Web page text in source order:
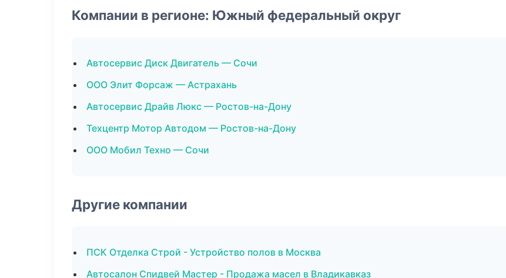
Компании в регионе: Южный федеральный округ
Автосервис Диск Двигатель — Сочи
ООО Элит Форсаж — Астрахань
Автосервис Драйв Люкс — Ростов-на-Дону
Техцентр Мотор Автодом — Ростов-на-Дону
ООО Мобил Техно — Сочи
Другие компании
ПСК Отделка Строй - Устройство полов в Москва
Автосалон Спидвей Мастер - Продажа масел в Владикавказ